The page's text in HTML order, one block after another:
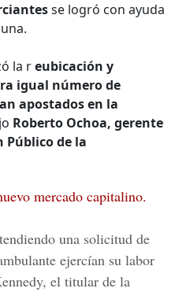
se logró con ayuda
la reubicación y
igual número de
apostados en la
Roberto Ochoa, gerente
Público de la
mercado capitalino.
una solicitud de
ejercían su labor
el titular de la